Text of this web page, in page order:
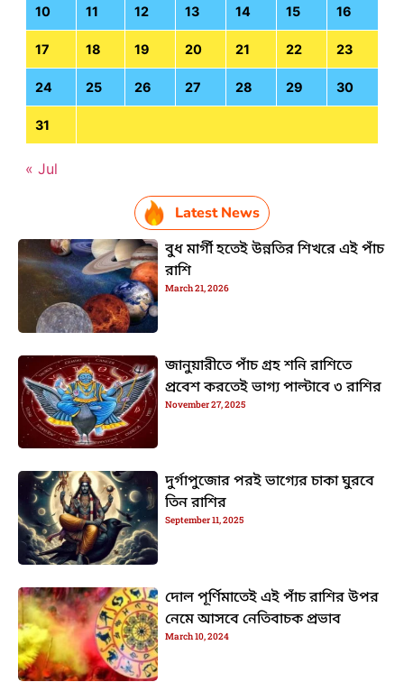
10 11 12 13 14 15 16
17 18 19 20 21 22 23
24 25 26 27 28 29 30
31
« Jul
Latest News
বুধ মার্গী হতেই উন্নতির শিখরে এই পাঁচ
রাশি
March 21, 2026
জানুয়ারীতে পাঁচ গ্রহ শনি রাশিতে
প্রবেশ করতেই ভাগ্য পাল্টাবে ৩ রাশির
November 27, 2025
দুর্গাপুজোর পরই ভাগ্যের চাকা ঘুরবে
তিন রাশির
September 11, 2025
দোল পূর্ণিমাতেই এই পাঁচ রাশির উপর
নেমে আসবে নেতিবাচক প্রভাব
March 10, 2024